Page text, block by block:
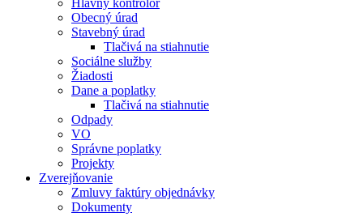
Hlavný kontrolór
Obecný úrad
Stavebný úrad
Tlačivá na stiahnutie
Sociálne služby
Žiadosti
Dane a poplatky
Tlačivá na stiahnutie
Odpady
VO
Správne poplatky
Projekty
Zverejňovanie
Zmluvy faktúry objednávky
Dokumenty